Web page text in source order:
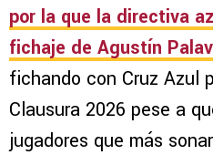
por la que la directiva
fichaje de Agustín
fichando con Cruz Azul
Clausura 2026 pese a
jugadores que más